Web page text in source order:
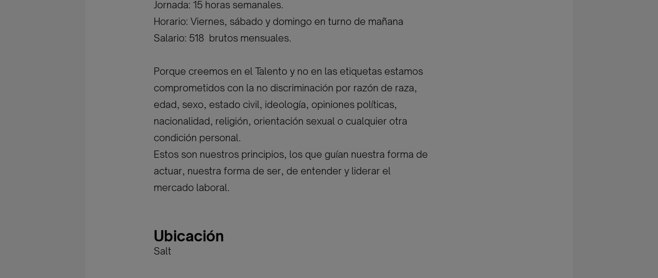
Jornada: 15 horas semanales.
Horario: Viernes, sábado y domingo en turno de mañana
Salario: 518  brutos mensuales.
Porque creemos en el Talento y no en las etiquetas estamos
comprometidos con la no discriminación por razón de raza,
edad, sexo, estado civil, ideología, opiniones políticas,
nacionalidad, religión, orientación sexual o cualquier otra
condición personal.
Estos son nuestros principios, los que guían nuestra forma de
actuar, nuestra forma de ser, de entender y liderar el
mercado laboral.
Ubicación
Salt